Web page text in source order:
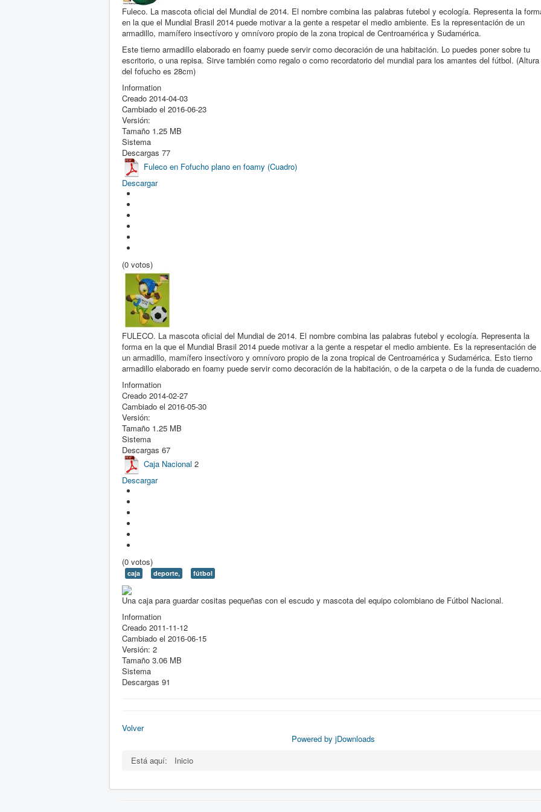
Fuleco. La mascota oficial del Mundial de 2014. El nombre combina las palabras futebol y ecología. Representa la
en la que el Mundial Brasil 2014 puede motivar a la gente a respetar el medio ambiente. Es la representación de un
armadillo, mamífero insectívoro y omnívoro propio de la zona tropical de Centroamérica y Sudamérica.
Este tierno armadillo elaborado en foamy puede servir como decoración de una habitación. Lo puedes poner sobre tu
escritorio, o una repisa. Sirve también como regalo o como recordatorio del mundial para los amantes del fútbol. (Altura
del fofucho es 28cm)
Information
Creado 2014-04-03
Cambiado el 2016-06-23
Versión:
Tamaño 1.25 MB
Sistema
Descargas 77
Fuleco en Fofucho plano en foamy (Cuadro)
Descargar
(0 votos)
FULECO. La mascota oficial del Mundial de 2014. El nombre combina las palabras futebol y ecología. Representa la
forma en la que el Mundial Brasil 2014 puede motivar a la gente a respetar el medio ambiente. Es la representación de
un armadillo, mamífero insectívoro y omnívoro propio de la zona tropical de Centroamérica y Sudamérica. Esto tierno
armadillo elaborado en foamy puede servir como decoración de la habitación, o de la carpeta o de la funda de cuaderno.
Information
Creado 2014-02-27
Cambiado el 2016-05-30
Versión:
Tamaño 1.25 MB
Sistema
Descargas 67
Caja Nacional 2
Descargar
(0 votos)
caja deporte, fútbol
Una caja para guardar cositas pequeñas con el escudo y mascota del equipo colombiano de Fútbol Nacional.
Information
Creado 2011-11-12
Cambiado el 2016-06-15
Versión: 2
Tamaño 3.06 MB
Sistema
Descargas 91
Volver
Powered by jDownloads
Está aquí:
Inicio